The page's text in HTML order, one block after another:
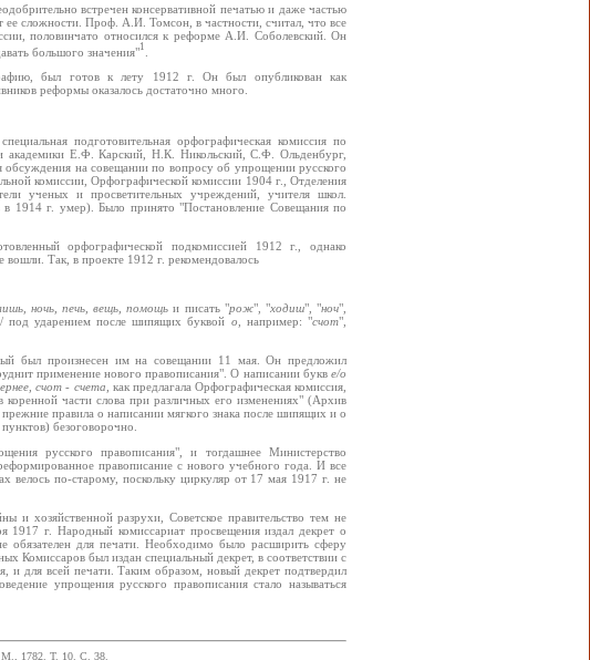
встречен консервативной печатью и даже частью
ее сложности. Проф. А.И. Томсон, в частности, считал, что все
половинчато относился к реформе А.И. Соболевский. Он
большого значения"1
был готов к лету 1912 г. Он был опубликован как
реформы оказалось достаточно много.
подготовительная орфографическая комиссия по
академики Е.Ф. Карский, Н.К. Никольский, С.Ф. Ольденбург,
на совещании по вопросу об упрощении русского
комиссии, Орфографической комиссии 1904 г., Отделения
ученых и просветительных учреждений, учителя школ.
г. умер). Было принято "Постановление Совещания по
орфографической подкомиссией 1912 г., однако
Так, в проекте 1912 г. рекомендовалось
ночь, печь, вещь, помощь и писать "рож", "ходиш", "ноч",
под ударением после шипящих буквой о , например: "счот",
был произнесен им на совещании 11 мая. Он предложил
применение нового правописания". О написании букв е/о
счот - счета , как предлагала Орфографическая комиссия,
коренной части слова при различных его изменениях" (Архив
правила о написании мягкого знака после шипящих и о
безоговорочно.
русского правописания", и тогдашнее Министерство
правописание с нового учебного года. И все
велось по-старому, поскольку циркуляр от 17 мая 1917 г. не
и хозяйственной разрухи, Советское правительство тем не
1917 г. Народный комиссариат просвещения издал декрет о
обязателен для печати. Необходимо было расширить сферу
Комиссаров был издан специальный декрет, в соответствии с
и для всей печати. Таким образом, новый декрет подтвердил
упрощения русского правописания стало называться
М., 1782. Т. 10. С. 38.